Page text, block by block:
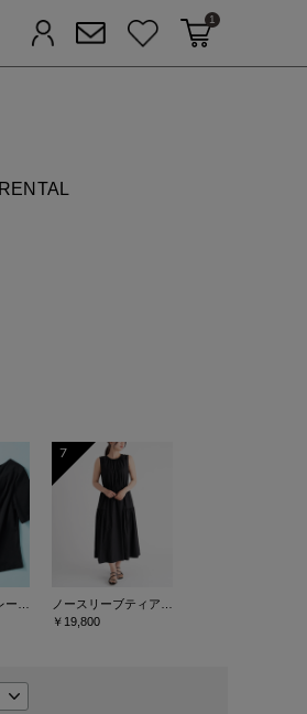
ログイン メルマガ登録お気に入りカートに入れる
1
RENTAL
7
￥19,800